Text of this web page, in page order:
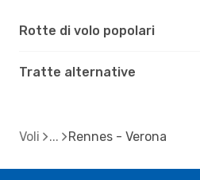
Rotte di volo popolari
Tratte alternative
Voli Rennes - Verona